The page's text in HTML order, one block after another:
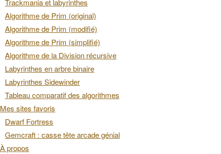
Trackmania et labyrinthes
Algorithme de Prim (original)
Algorithme de Prim (modifié)
Algorithme de Prim (simplifié)
Algorithme de la Division récursive
Labyrinthes en arbre binaire
Labyrinthes Sidewinder
Tableau comparatif des algorithmes
Mes sites favoris
Dwarf Fortress
Gemcraft : casse tête arcade génial
À propos